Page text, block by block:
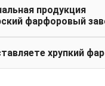
продукция
фарфоровый
хрупкий